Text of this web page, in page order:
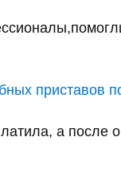
приставов
а после